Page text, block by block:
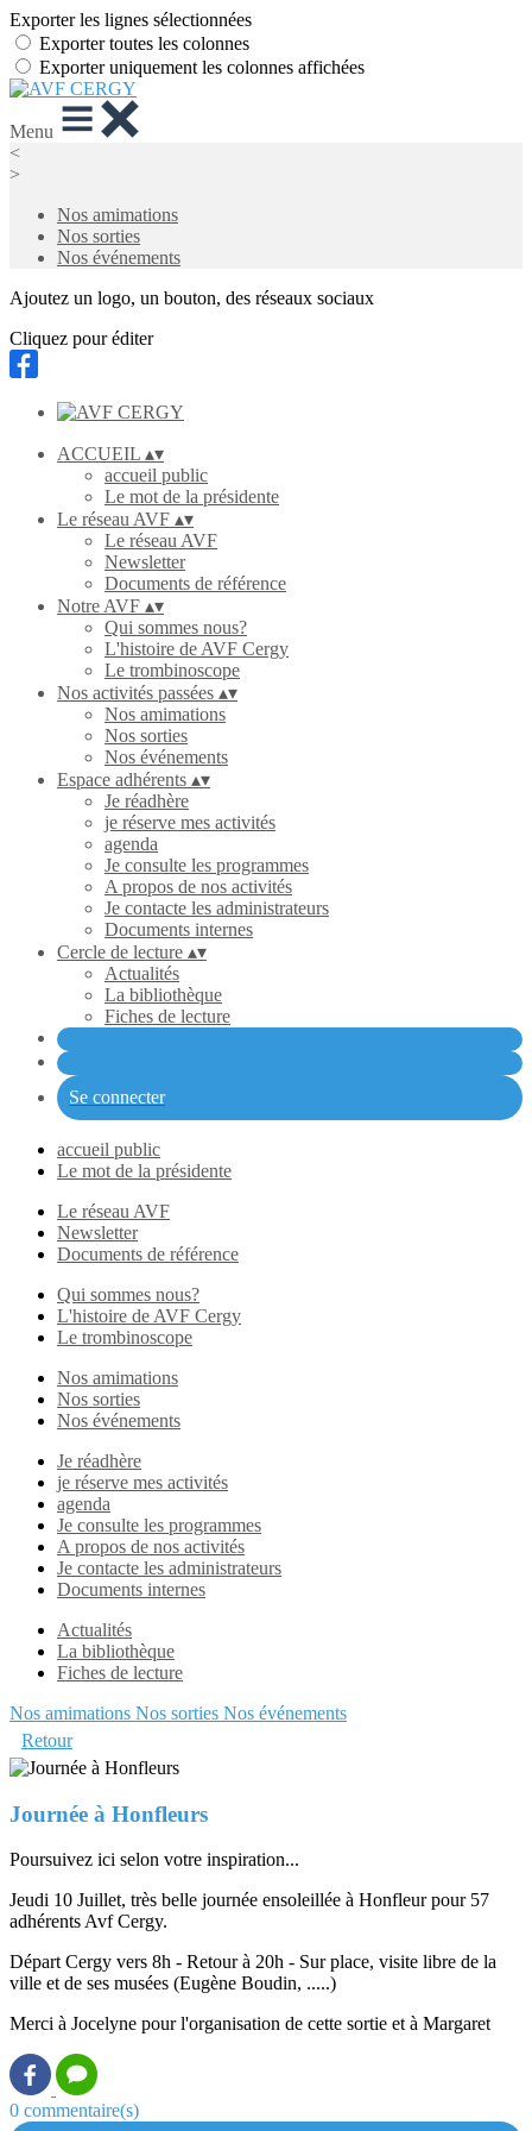
Exporter les lignes sélectionnées
Exporter toutes les colonnes
Exporter uniquement les colonnes affichées
Menu
<
>
Nos amimations
Nos sorties
Nos événements
Ajoutez un logo, un bouton, des réseaux sociaux
Cliquez pour éditer
ACCUEIL ▴▾
accueil public
Le mot de la présidente
Le réseau AVF ▴▾
Le réseau AVF
Newsletter
Documents de référence
Notre AVF ▴▾
Qui sommes nous?
L'histoire de AVF Cergy
Le trombinoscope
Nos activités passées ▴▾
Nos amimations
Nos sorties
Nos événements
Espace adhérents ▴▾
Je réadhère
je réserve mes activités
agenda
Je consulte les programmes
A propos de nos activités
Je contacte les administrateurs
Documents internes
Cercle de lecture ▴▾
Actualités
La bibliothèque
Fiches de lecture
Se connecter
accueil public
Le mot de la présidente
Le réseau AVF
Newsletter
Documents de référence
Qui sommes nous?
L'histoire de AVF Cergy
Le trombinoscope
Nos amimations
Nos sorties
Nos événements
Je réadhère
je réserve mes activités
agenda
Je consulte les programmes
A propos de nos activités
Je contacte les administrateurs
Documents internes
Actualités
La bibliothèque
Fiches de lecture
Nos amimations Nos sorties Nos événements
Retour
Journée à Honfleurs
Poursuivez ici selon votre inspiration...
Jeudi 10 Juillet, très belle journée ensoleillée à Honfleur pour 57
adhérents Avf Cergy.
Départ Cergy vers 8h - Retour à 20h - Sur place, visite libre de la
ville et de ses musées (Eugène Boudin, .....)
Merci à Jocelyne pour l'organisation de cette sortie et à Margaret
0 commentaire(s)